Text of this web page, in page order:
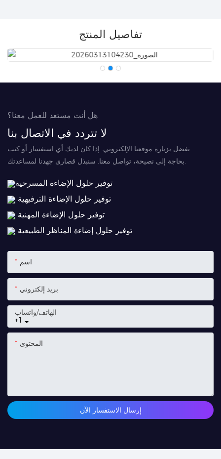
تفاصيل المنتج
هل أنت مستعد للعمل معنا؟
لا تتردد في الاتصال بنا
تفضل بزيارة موقعنا الإلكتروني. إذا كان لديك أي استفسار أو كنت
بحاجة إلى نصيحة، تواصل معنا. سنبذل قصارى جهدنا لمساعدتك.
توفير حلول الإضاءة المسرحية
توفير حلول الإضاءة الترفيهية
توفير حلول الإضاءة المهنية
توفير حلول إضاءة المناظر الطبيعية
اسم
بريد إلكتروني
+1
الهاتف/واتساب
المحتوى
إرسال الاستفسار الآن